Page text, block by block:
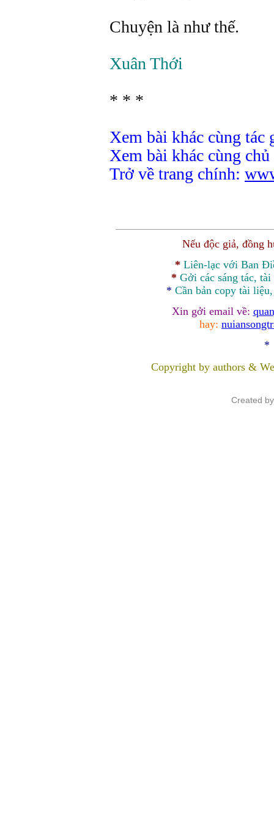
Chuyện là như thế.
Xuân Thới
* * *
Xem bài khác cùng tác
Xem bài khác cùng
Trở về trang chính:
Nếu độc giả, đồng
* Liên-lạc với Ban
* Gởi các sáng tác,
* Cần bản copy tài
Xin gởi email về:
hay:
*
Copyright by authors &
Created